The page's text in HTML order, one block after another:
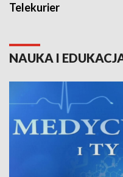
Telekurier
NAUKA I